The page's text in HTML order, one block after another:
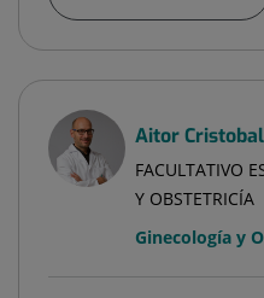
Aitor
FACULTATIVO
Y OBSTETRICÍA
Ginecología y